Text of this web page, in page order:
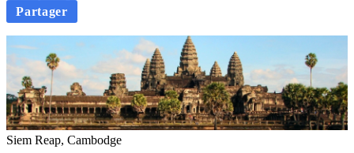
Partager
Siem Reap, Cambodge